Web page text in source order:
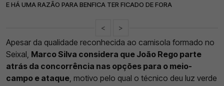
E HÁ UMA RAZÃO PARA BENFICA TER FICADO DE FORA
< >
Apesar da qualidade reconhecida ao camisola formado no
Seixal, Marco Silva considera que João Rego parte
atrás da concorrência nas opções para o meio-
campo e ataque, motivo pelo qual o técnico deu luz verde